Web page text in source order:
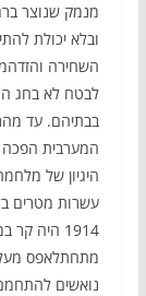
מנמק שנוצר
ובלא יכולת
השחירה
לבטח לא בחג
בבתיהם. עד
המערבית הפכה
היגיון של
עשרות מטרים
1914 היה
מתחתלאפס
נואשים